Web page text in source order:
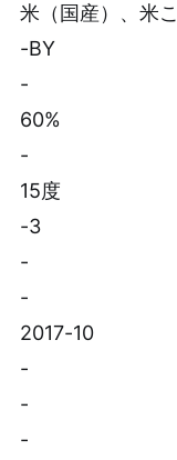
米（国産）、米
-BY
-
60%
-
15度
-3
-
-
2017-10
-
-
-